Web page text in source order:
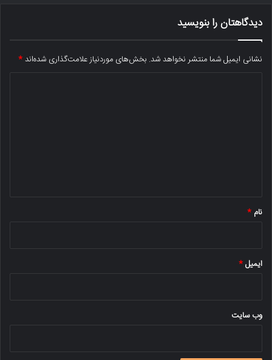
دیدگاهتان را بنویسید
نشانی ایمیل شما منتشر نخواهد شد. بخش‌های موردنیاز علامت‌گذاری شده‌اند*
نام *
ایمیل*
وب‌ سایت